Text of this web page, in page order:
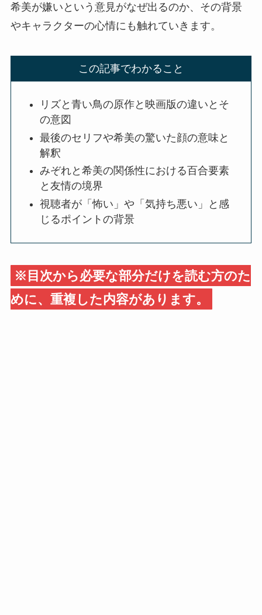
希美が嫌いという意見がなぜ出るのか、その背景
やキャラクターの心情にも触れていきます。
この記事でわかること
リズと青い鳥の原作と映画版の違いとそ
の意図
最後のセリフや希美の驚いた顔の意味と
解釈
みぞれと希美の関係性における百合要素
と友情の境界
視聴者が「怖い」や「気持ち悪い」と感
じるポイントの背景
※目次から必要な部分だけを読む方のた
めに、重複した内容があります。